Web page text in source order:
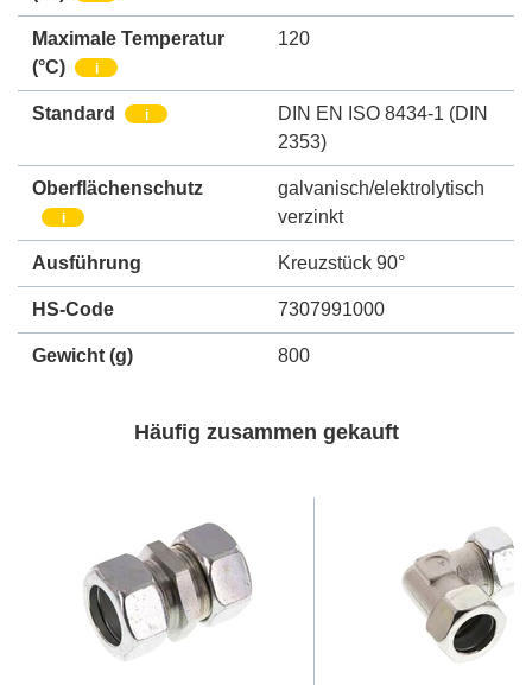
Maximale Temperatur
(°C)
i
120
Standard i
DIN EN ISO 8434-1 (DIN
2353)
Oberflächenschutz
i
galvanisch/elektrolytisch
verzinkt
Ausführung Kreuzstück 90°
HS-Code 7307991000
Gewicht (g) 800
Häufig zusammen gekauft